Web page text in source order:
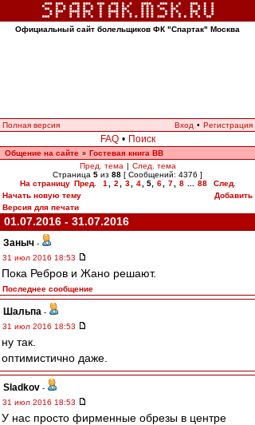
Официальный сайт болельщиков ФК "Спартак" Москва
Полная версия Вход • Регистрация
FAQ • Поиск
Общение на сайте » Гостевая книга ВВ
Пред. тема | След. тема
Страница 5 из 88 [ Сообщений: 4376 ]
На страницу Пред. 1 2 3 4 5, 6 7 8 88
След.
Начать новую тему
Добавить
Версия для печати
01.07.2016 - 31.07.2016
Заныч -
31 июл 2016 18:53
Пока Ребров и Жано решают.
Последнее сообщение
Шальпа -
31 июл 2016 18:53
ну так.
оптимистично даже.
Sladkov -
31 июл 2016 18:53
У нас просто фирменные обрезы в центре